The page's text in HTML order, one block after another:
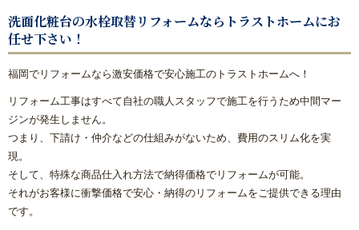
【戸建て向け】大特価セット
【数量限定3台】大特価キッチン
【数量限定3台】大特価トイレ
会社概要
洗面化粧台の水栓取替リフォームならトラストホームにお
任せ下さい！
福岡でリフォームなら激安価格で安心施工のトラストホームへ！
リフォーム工事はすべて自社の職人スタッフで施工を行うため中間マー
ジンが発生しません。
つまり、下請け・仲介などの仕組みがないため、費用のスリム化を実
現。
そして、特殊な商品仕入れ方法で納得価格でリフォームが可能。
それがお客様に衝撃価格で安心・納得のリフォームをご提供できる理由
です。